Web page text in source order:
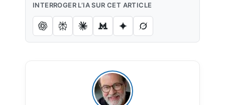
INTERROGER L’IA SUR CET ARTICLE